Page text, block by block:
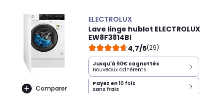
Comparer
ELECTROLUX
Lave linge hublot ELECTROLUX
EW8F3814BI
4,7/5(29)
Jusqu'à 90€ cagnottés
nouveaux adhérents
Payez en10 fois
sans frais